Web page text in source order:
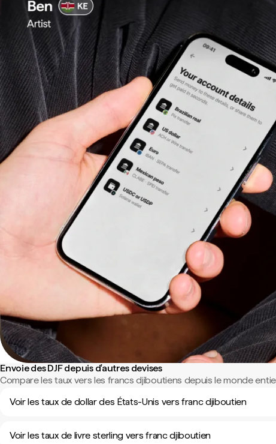
Envoie des DJF depuis d'autres devises
Compare les taux vers les francs djiboutiens depuis le monde
Voir les taux de dollar des États-Unis vers franc djiboutien
Voir les taux de livre sterling vers franc djiboutien